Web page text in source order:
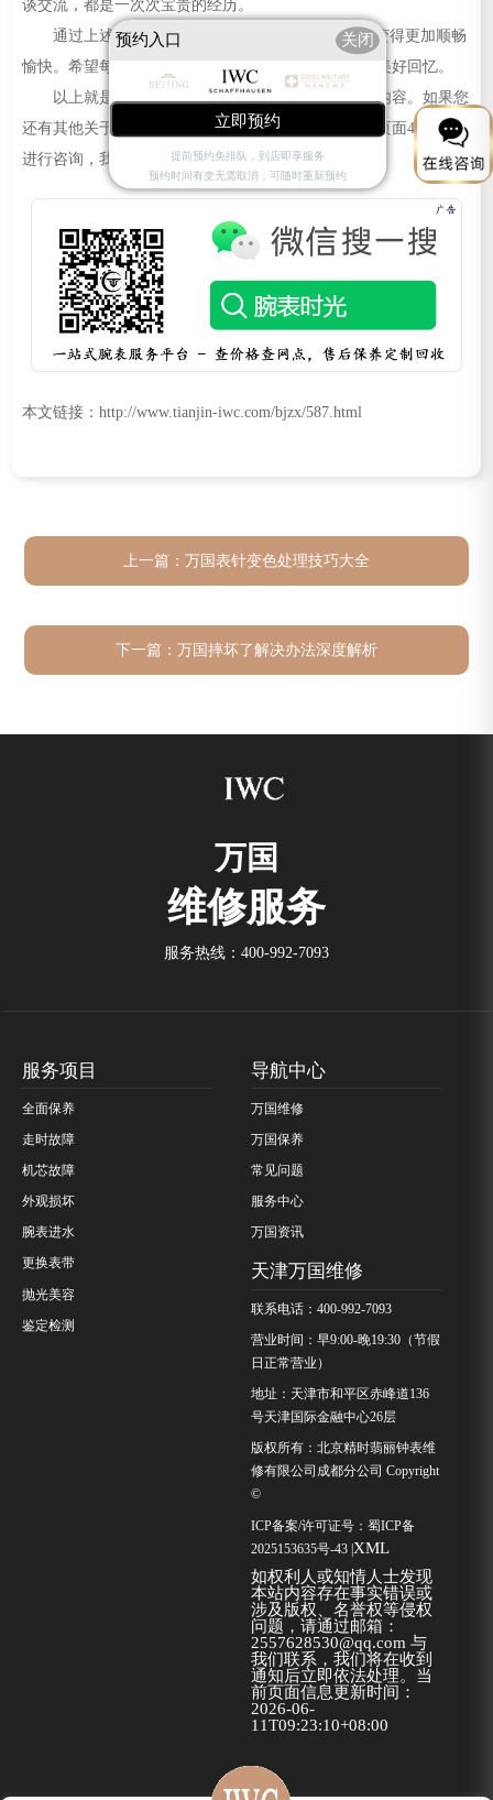
谈交流，都是一次次宝贵的经历。
通过上述建议的实践，“万国走走停停”的旅行将变得更加顺畅
愉快。希望每位旅行者都能在旅途中找到属于自己的美好回忆。
以上就是天津万国售后服务中心为您分享的精彩内容。如果您
还有其他关于万国手表维护和保养的问题，可以拨打页面400电话
进行咨询，我们将竭诚为您服务。
本文链接：http://www.tianjin-iwc.com/bjzx/587.html
上一篇： 万国表针变色处理技巧大全
下一篇： 万国摔坏了解决办法深度解析
万国
维修服务
服务热线： 400-992-7093
服务项目
全面保养
走时故障
机芯故障
外观损坏
腕表进水
更换表带
抛光美容
鉴定检测
导航中心
万国维修
万国保养
常见问题
服务中心
万国资讯
天津万国维修
联系电话：400-992-7093
营业时间：早9:00-晚19:30（节假
日正常营业）
地址：天津市和平区赤峰道136
号天津国际金融中心26层
版权所有：北京精时翡丽钟表维
修有限公司成都分公司 Copyright
©
ICP备案/许可证号：蜀ICP备
2025153635号-43 XML
如权利人或知情人士发现
本站内容存在事实错误或
涉及版权、名誉权等侵权
问题，请通过邮箱：
2557628530@qq.com 与
我们联系，我们将在收到
通知后立即依法处理。当
前页面信息更新时间：
2026-06-
11T09:23:10+08:00
预约入口 关闭
立即预约
提前预约免排队，到店即享服务
预约时间有变无需取消，可随时重新预约